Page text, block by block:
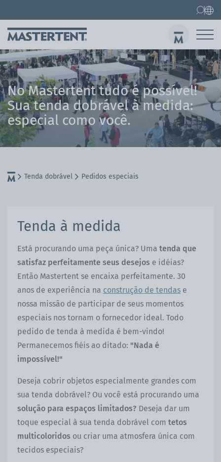
No Mastertent tudo é possível!
Sua tenda dobrável à medida:
especial como você.
Tenda dobrável Pedidos especiais
Tenda à medida
Está procurando uma peça única? Uma tenda que
satisfaz perfeitamente seus desejos e idéias?
Então Mastertent se encaixa perfeitamente. 30
anos de experiência na construção de tendas e
nossa missão de participar de seus momentos
especiais nos tornam o fornecedor ideal. Todo
pedido de tenda à medida é bem-vindo!
Permanecemos fiéis ao ditado: "Nada é
impossível!"
Deseja cobrir objetos especialmente grandes com
sua tenda dobrável? Ou você está procurando uma
solução para espaços limitados? Deseja dar um
toque especial à sua tenda dobrável com tetos
multicoloridos ou criar uma atmosfera única com
tecidos especiais?
Contato FAQ
Tenda dobrável
Tenda dobrável 3x3 m